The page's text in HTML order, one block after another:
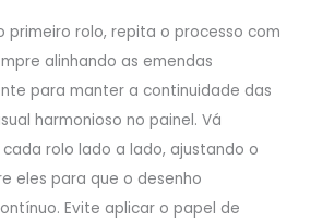
primeiro rolo, repita o processo com
alinhando as emendas
para manter a continuidade das
harmonioso no painel. Vá
rolo lado a lado, ajustando o
eles para que o desenho
Evite aplicar o papel de